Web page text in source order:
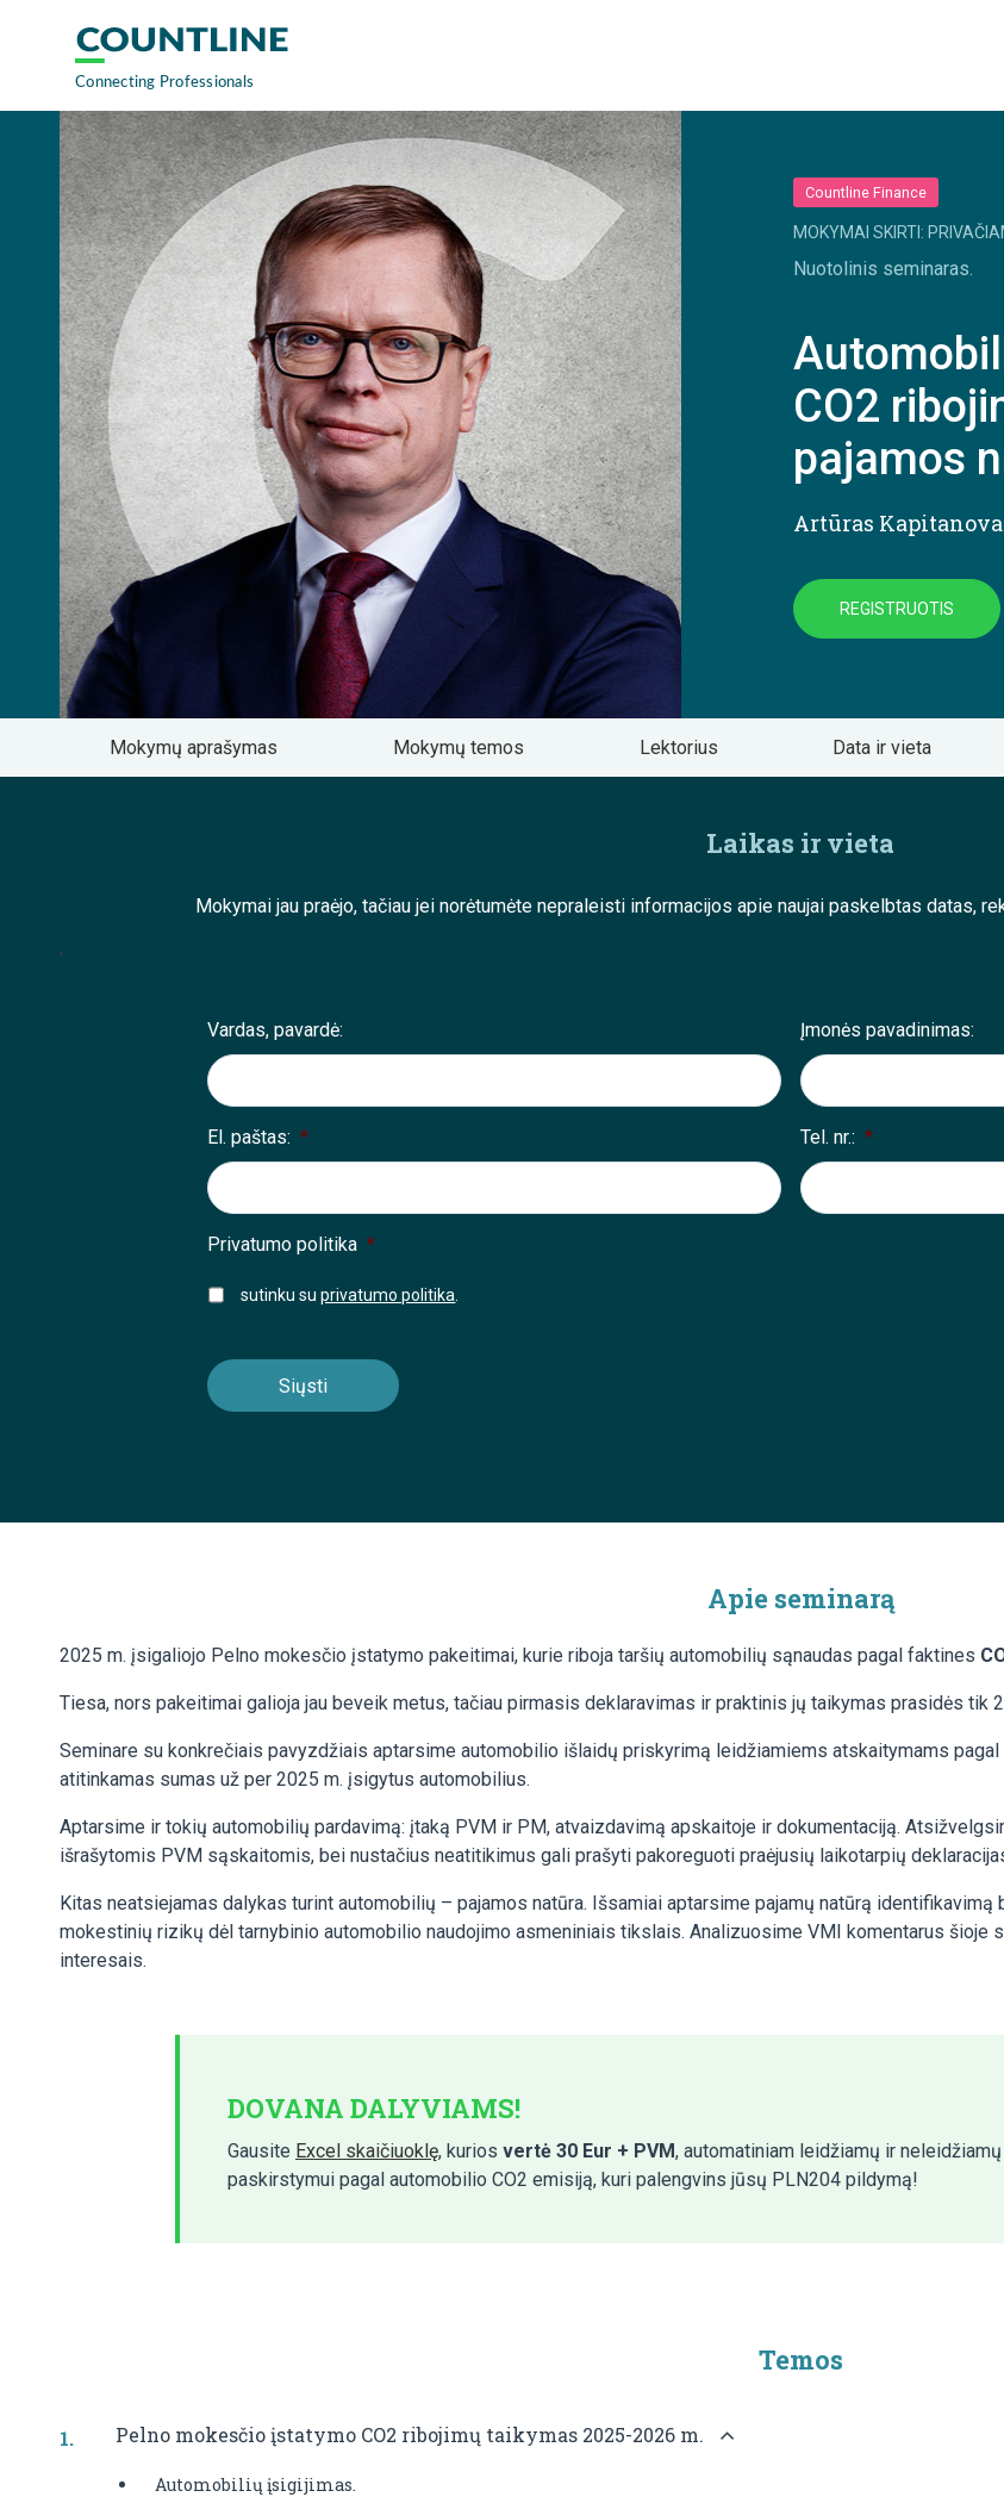
Countline Finance
MOKYMAI SKIRTI:
Nuotolinis seminaras.
CO2
pajamos
Artūras
REGISTRUOTIS
Mokymų aprašymas Mokymų temos Lektorius Data ir vieta
Laikas ir vieta
Mokymai jau praėjo, tačiau jei norėtumėte nepraleisti informacijos apie naujai paskelbtas datas,
;
Vardas, pavardė: Įmonės pavadinimas:
El. paštas: * Tel. nr.: *
Privatumo politika *
sutinku suprivatumo politika
Apie seminarą
2025 m. įsigaliojo Pelno mokesčio įstatymo pakeitimai, kurie riboja taršių automobilių sąnaudas pagal faktines
Tiesa, nors pakeitimai galioja jau beveik metus, tačiau pirmasis deklaravimas ir praktinis jų taikymas prasidės tik
Seminare su konkrečiais pavyzdžiais aptarsime automobilio išlaidų priskyrimą leidžiamiems atskaitymams
atitinkamas sumas už per 2025 m. įsigytus automobilius.
Aptarsime ir tokių automobilių pardavimą: įtaką PVM ir PM, atvaizdavimą apskaitoje ir dokumentaciją.
išrašytomis PVM sąskaitomis, bei nustačius neatitikimus gali prašyti pakoreguoti praėjusių laikotarpių
Kitas neatsiejamas dalykas turint automobilių – pajamos natūra. Išsamiai aptarsime pajamų natūrą
mokestinių rizikų dėl tarnybinio automobilio naudojimo asmeniniais tikslais. Analizuosime VMI komentarus šioje
interesais.
DOVANA DALYVIAMS!
Gausite Excel skaičiuoklę, kurios vertė 30 Eur + PVM, automatiniam leidžiamų ir
paskirstymui pagal automobilio CO2 emisiją, kuri palengvins jūsų PLN204 pildymą!
Temos
Pelno mokesčio įstatymo CO2 ribojimų taikymas 2025-2026 m.
Automobilių įsigijimas.